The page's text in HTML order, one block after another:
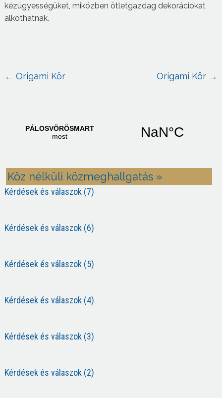
Köz nélküli közmeghallgatás »
Kérdések és válaszok (7)
Kérdések és válaszok (6)
Kérdések és válaszok (5)
Kérdések és válaszok (4)
Kérdések és válaszok (3)
Kérdések és válaszok (2)
kézügyességüket, miközben ötletgazdag dekorációkat
alkothatnak.
← Origami Kör Origami Kör →